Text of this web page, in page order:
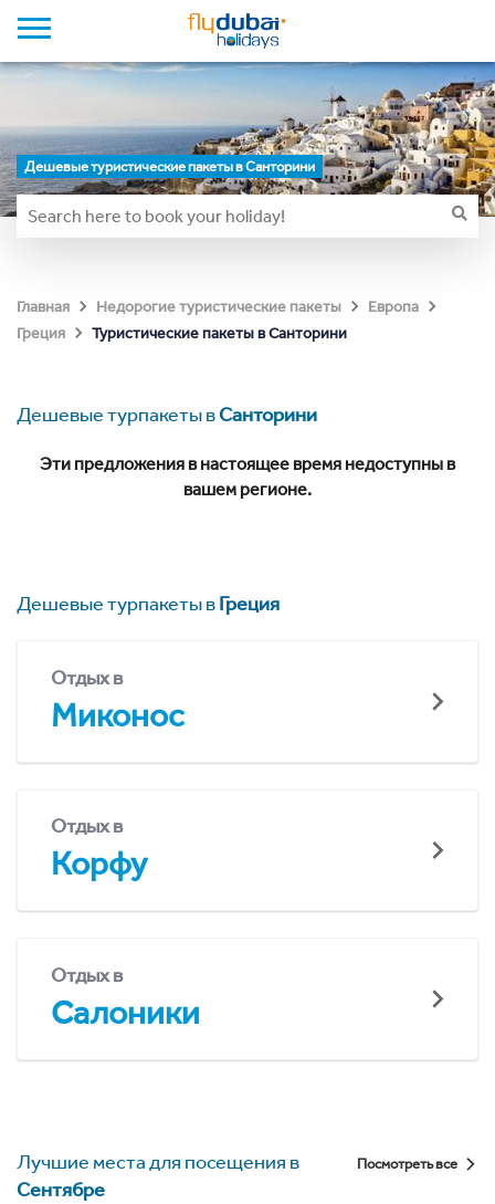
Дешевые туристические пакеты в Санторини
Главная Недорогие туристические пакеты
Европа
Греция
Туристические пакеты в Санторини
Дешевые турпакеты вСанторини
Эти предложения в настоящее время недоступны в
вашем регионе.
Дешевые турпакеты вГреция
Отдых в
Миконос
Отдых в
Корфу
Отдых в
Салоники
Лучшие места для посещения в
Сентябре
Посмотреть все